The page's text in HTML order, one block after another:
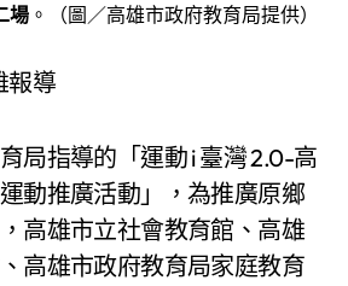
場 。（圖／高雄市政府教育局提供）
報導
局指導的「運動 i 臺灣 2.0-高
動推廣活動」，為推廣原鄉
高雄市立社會教育館、高雄
高雄市政府教育局家庭教育